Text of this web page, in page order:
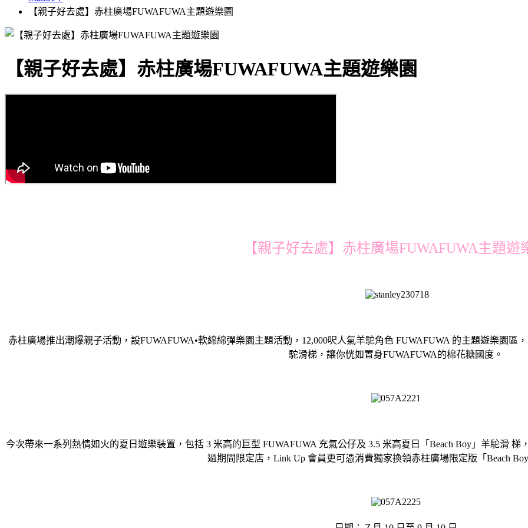
【親子好去處】赤柱廣場FUWAFUWA主題遊樂園
【親子好去處】赤柱廣場FUWAFUWA主題遊樂園
【親子好去處】赤柱廣場FUWAFUWA主題遊
赤柱廣場推出潮爆親子活動，設FUWAFUWA•軟綿綿彈樂園主題活動，12,000呎人氣羊駝角色 FUWAFUWA 的主題遊樂園區
駝滑梯，讓你恍如置身FUWAFUWA的棉花糖國度。
今次帶來一系列熱情如火的夏日遊樂裝置，包括 3 米高的巨型 FUWAFUWA 充氣公仔及 3.5 米高夏日「Beach Boy」羊駝滑
過期間限定店，Link Up 會員更可憑消費獨家換領赤柱廣場限定版「Beach